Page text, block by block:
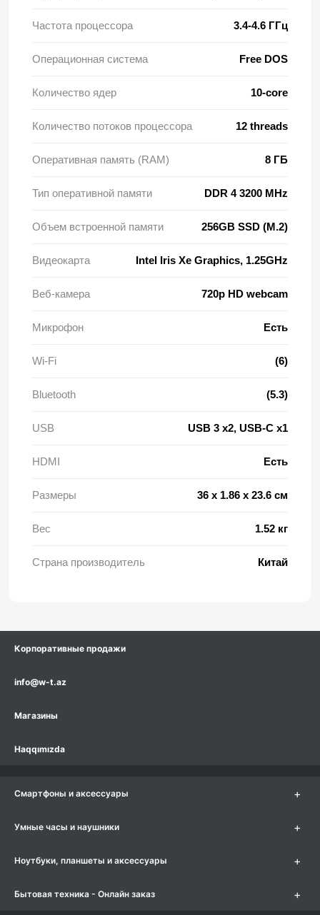
Частота процессора 3.4-4.6 ГГц
Операционная система Free DOS
Количество ядер 10-core
Количество потоков процессора 12 threads
Оперативная память (RAM) 8 ГБ
Тип оперативной памяти DDR 4 3200 MHz
Объем встроенной памяти 256GB SSD (M.2)
Видеокарта Intel Iris Xe Graphics, 1.25GHz
Веб-камера 720p HD webcam
Микрофон Есть
Wi-Fi (6)
Bluetooth (5.3)
USB USB 3 x2, USB-C x1
HDMI Есть
Размеры 36 x 1.86 x 23.6 см
Вес 1.52 кг
Страна производитель Китай
Корпоративные продажи
info@w-t.az
Магазины
Haqqımızda
Смартфоны и аксессуары +
Умные часы и наушники +
Ноутбуки, планшеты и аксессуары +
Бытовая техника - Онлайн заказ +